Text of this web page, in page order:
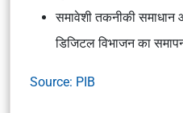
समावेशी तकनीकी
डिजिटल विभाजन का
Source: PIB